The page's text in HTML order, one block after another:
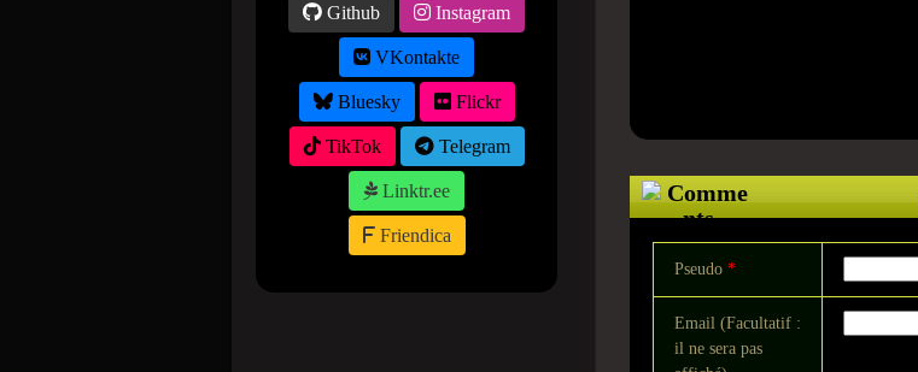
Github Instagram
VKontakte
Bluesky Flickr
TikTok Telegram
Linktr.ee
Friendica
Pseudo *
Email (Facultatif :
il ne sera pas